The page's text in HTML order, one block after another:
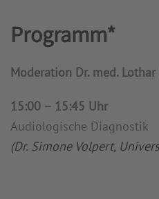
Programm*
Moderation Dr. med.
15:00 – 15:45 Uhr
Audiologische Diagnostik
(Dr. Simone Volpert,